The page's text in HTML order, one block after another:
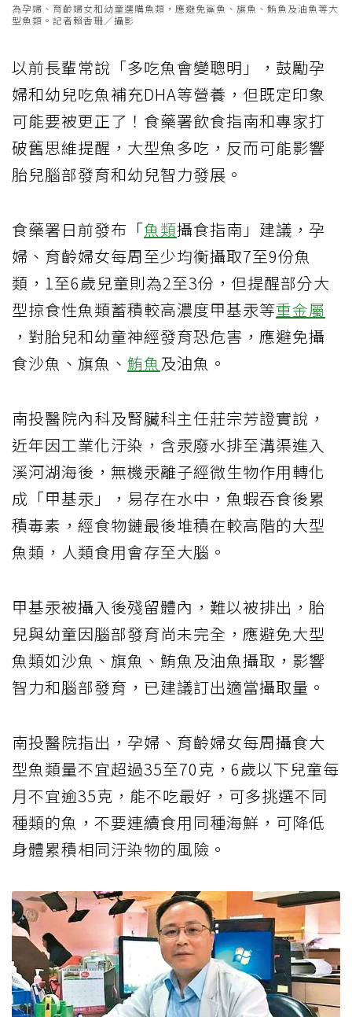
為孕婦、育齡婦女和幼童選購魚類，應避免鯊魚、旗魚、鮪魚及油魚等大
型魚類。記者賴香珊／攝影
以前長輩常說「多吃魚會變聰明」，鼓勵孕
婦和幼兒吃魚補充DHA等營養，但既定印象
可能要被更正了！食藥署飲食指南和專家打
破舊思維提醒，大型魚多吃，反而可能影響
胎兒腦部發育和幼兒智力發展。
食藥署日前發布「魚類攝食指南」建議，孕
婦、育齡婦女每周至少均衡攝取7至9份魚
類，1至6歲兒童則為2至3份，但提醒部分大
型掠食性魚類蓄積較高濃度甲基汞等重金屬
，對胎兒和幼童神經發育恐危害，應避免攝
食沙魚、旗魚、 鮪魚及油魚。
南投醫院內科及腎臟科主任莊宗芳證實說，
近年因工業化汙染，含汞廢水排至溝渠進入
溪河湖海後，無機汞離子經微生物作用轉化
成「甲基汞」，易存在水中，魚蝦吞食後累
積毒素，經食物鏈最後堆積在較高階的大型
魚類，人類食用會存至大腦。
甲基汞被攝入後殘留體內，難以被排出，胎
兒與幼童因腦部發育尚未完全，應避免大型
魚類如沙魚、旗魚、鮪魚及油魚攝取，影響
智力和腦部發育，已建議訂出適當攝取量。
南投醫院指出，孕婦、育齡婦女每周攝食大
型魚類量不宜超過35至70克，6歲以下兒童每
月不宜逾35克，能不吃最好，可多挑選不同
種類的魚，不要連續食用同種海鮮，可降低
身體累積相同汙染物的風險。